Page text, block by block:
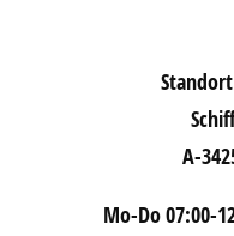
A-
Mo-Do 07:00-